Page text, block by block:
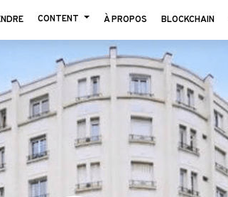
CONTENT À PROPOS BLOCKCHAIN